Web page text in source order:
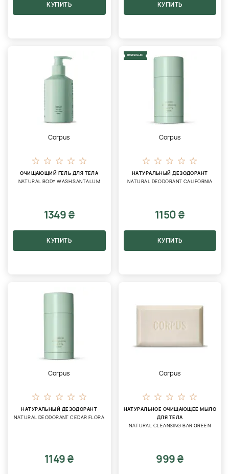
КУПИТЬ КУПИТЬ
Corpus
ОЧИЩАЮЩИЙ ГЕЛЬ ДЛЯ ТЕЛА
NATURAL BODY WASH SANTALUM
1349 ₴
КУПИТЬ
BESTSELLER
Corpus
НАТУРАЛЬНЫЙ ДЕЗОДОРАНТ
NATURAL DEODORANT CALIFORNIA
1150 ₴
КУПИТЬ
Corpus
НАТУРАЛЬНЫЙ ДЕЗОДОРАНТ
NATURAL DEODORANT CEDAR FLORA
1149 ₴
Corpus
НАТУРАЛЬНОЕ ОЧИЩАЮЩЕЕ МЫЛО
ДЛЯ ТЕЛА
NATURAL CLEANSING BAR GREEN
999 ₴